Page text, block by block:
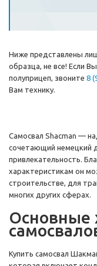
Ниже представлены
образца, не все! Если
полуприцеп, звоните 8
Вам технику.
Самосвал Shacman —
сочетающий немецкий
привлекательность.
характеристикам он
строительстве, для
многих других сферах.
Основные
Купить самосвал